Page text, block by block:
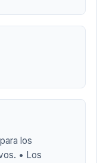
los
• Los